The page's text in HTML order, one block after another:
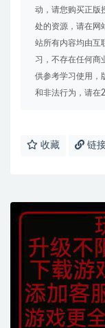
动，请您购买正版
处的资源，请在网
站所有内容均由互
习，不存在任何商
供参考学习使用，
和非法行为，请在
收藏 链